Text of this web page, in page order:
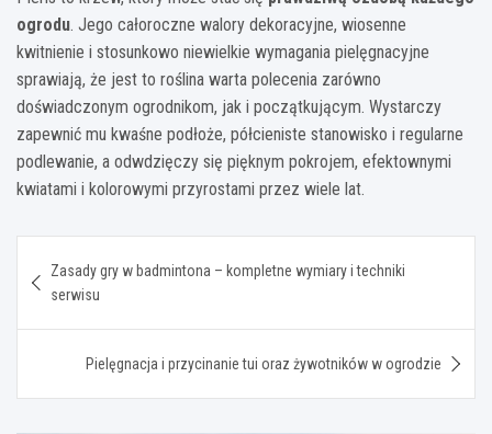
ogrodu. Jego całoroczne walory dekoracyjne, wiosenne
kwitnienie i stosunkowo niewielkie wymagania pielęgnacyjne
sprawiają, że jest to roślina warta polecenia zarówno
doświadczonym ogrodnikom, jak i początkującym. Wystarczy
zapewnić mu kwaśne podłoże, półcieniste stanowisko i regularne
podlewanie, a odwdzięczy się pięknym pokrojem, efektownymi
kwiatami i kolorowymi przyrostami przez wiele lat.
wpisu
Zasady gry w badmintona – kompletne wymiary i techniki
serwisu
Pielęgnacja i przycinanie tui oraz żywotników w ogrodzie